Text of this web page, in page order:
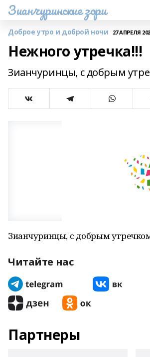
Зианчуринские зори
Доброе утро и доброй ночи 27 АПРЕЛЯ
Нежного утречка!!!
Зианчуринцы, с добрым
Зианчуринцы, с добрым
Читайте нас
Партнеры